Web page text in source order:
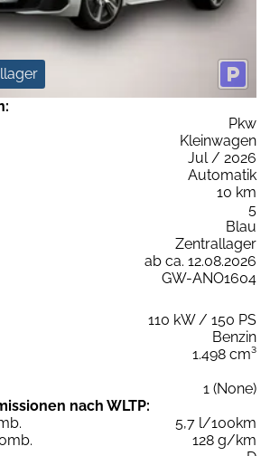
Pkw
Kleinwagen
Jul / 2026
Automatik
10 km
5
Blau
Zentrallager
ab ca. 12.08.2026
GW-ANO1604
110 kW / 150 PS
Benzin
1.498 cm³
1 (None)
nach WLTP:
5,7 l/100km
128 g/km